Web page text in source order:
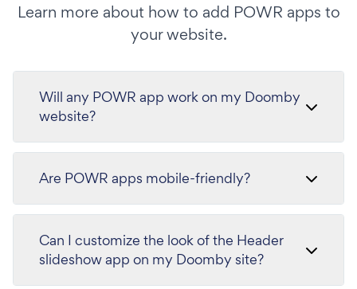
Learn more about how to add POWR apps to
your website.
Will any POWR app work on my Doomby
website?
Are POWR apps mobile-friendly?
Can I customize the look of the Header
slideshow app on my Doomby site?